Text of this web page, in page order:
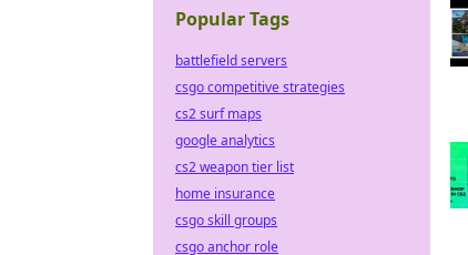
Popular Tags
battlefield servers
csgo competitive strategies
cs2 surf maps
google analytics
cs2 weapon tier list
home insurance
csgo skill groups
csgo anchor role